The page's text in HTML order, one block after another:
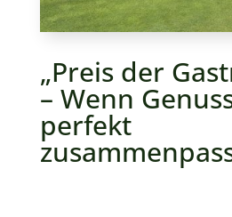
„Preis der
– Wenn
perfekt